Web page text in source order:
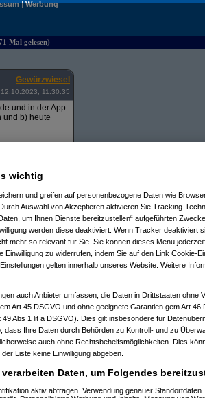
|Werbung
Mal gelesen)
Gewürzwiesel
12.10.2023, 11:30:35
und in der App
und b) heute
er mir
hier
von Amazon
lassen
wichtig
und greifen auf personenbezogene Daten wie
Auswahl von Akzeptieren aktivieren Sie Tracking-
um Ihnen Dienste bereitzustellen“ aufgeführten
werden diese deaktiviert. Wenn Tracker deaktiviert
mehr so relevant für Sie. Sie können dieses Menü
Einwilligung zu widerrufen, indem Sie auf den Link Cookie-
gelten innerhalb unseres Website. Weitere
auch Anbieter umfassen, die Daten in Drittstaaten ohne
Art 45 DSGVO und ohne geeignete Garantien gem Art 46
Abs 1 lit a DSGVO). Dies gilt insbesondere für
dass Ihre Daten durch Behörden zu Kontroll- und zu
auch ohne Rechtsbehelfsmöglichkeiten. Dies
Liste keine Einwilligung abgeben.
Daten, um Folgendes
aktiv abfragen. Verwendung genauer